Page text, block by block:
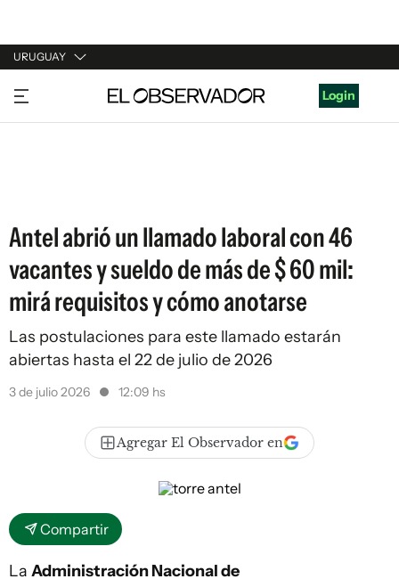
URUGUAY
URUGUAY
ARGENTINA
Login
Antel abrió un llamado laboral con 46
vacantes y sueldo de más de $ 60 mil:
mirá requisitos y cómo anotarse
Las postulaciones para este llamado estarán
abiertas hasta el 22 de julio de 2026
3 de julio 2026 12:09 hs
Agregar El Observador en
Compartir
La Administración Nacional de